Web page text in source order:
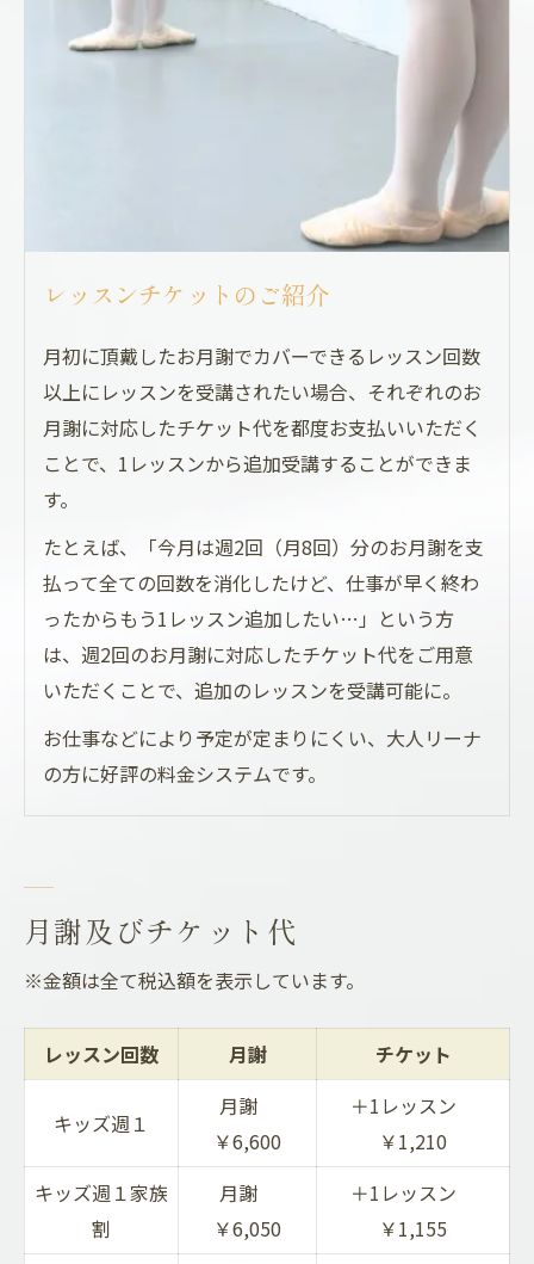
レッスンチケットのご紹介
月初に頂戴したお月謝でカバーできるレッスン回数
以上にレッスンを受講されたい場合、それぞれのお
月謝に対応したチケット代を都度お支払いいただく
ことで、1レッスンから追加受講することができま
す。
たとえば、「今月は週2回（月8回）分のお月謝を支
払って全ての回数を消化したけど、仕事が早く終わ
ったからもう1レッスン追加したい…」という方
は、週2回のお月謝に対応したチケット代をご用意
いただくことで、追加のレッスンを受講可能に。
お仕事などにより予定が定まりにくい、大人リーナ
の方に好評の料金システムです。
月謝及びチケット代
※金額は全て税込額を表示しています。
レッスン回数 月謝 チケット
キッズ週１
月謝
￥6,600
＋1レッスン
￥1,210
キッズ週１家族
割
月謝
￥6,050
＋1レッスン
￥1,155